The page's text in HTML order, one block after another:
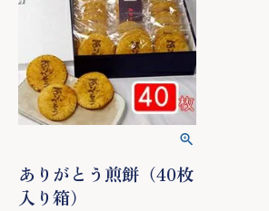
ありがとう煎餅（40枚
入り箱）